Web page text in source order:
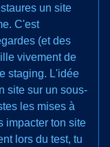
un site
C'est
(et des
vivement de
staging. L'idée
site sur un sous-
les mises à
impacter ton site
lors du test, tu